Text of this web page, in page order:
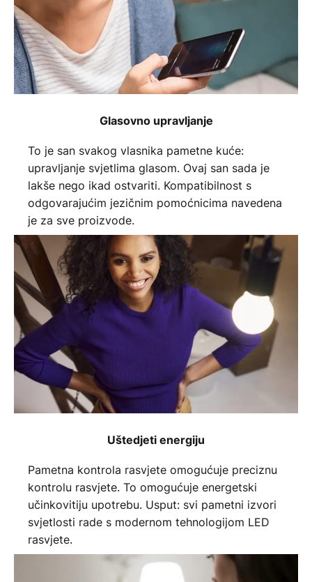
Glasovno upravljanje
To je san svakog vlasnika pametne kuće:
upravljanje svjetlima glasom. Ovaj san sada je
lakše nego ikad ostvariti. Kompatibilnost s
odgovarajućim jezičnim pomoćnicima navedena
je za sve proizvode.
Uštedjeti energiju
Pametna kontrola rasvjete omogućuje preciznu
kontrolu rasvjete. To omogućuje energetski
učinkovitiju upotrebu. Usput: svi pametni izvori
svjetlosti rade s modernom tehnologijom LED
rasvjete.